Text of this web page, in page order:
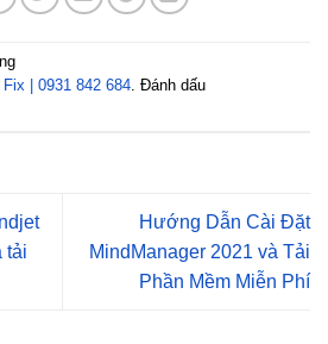
| 0931 842 684 . Đánh dấu
tải
Hướng Dẫn Cài Đặt
MindManager 2021 và Tải
Phần Mềm Miễn Phí